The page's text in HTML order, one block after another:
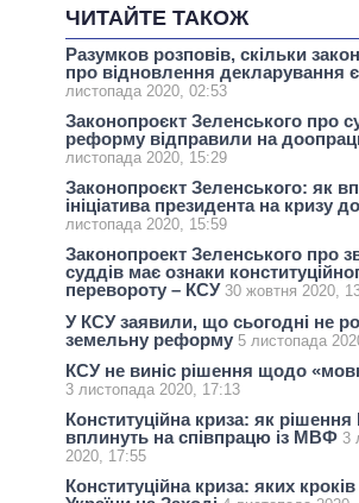
ЧИТАЙТЕ ТАКОЖ
Разумков розповів, скільки
про відновлення декларування
листопада 2020, 02:53
Законопроєкт Зеленського про
реформу відправили на
листопада 2020, 15:29
Законопроєкт Зеленського: як
ініціатива президента на кризу
листопада 2020, 15:59
Законопроект Зеленського про
суддів має ознаки
перевороту – КСУ 30 жовтня 2020,
У КСУ заявили, що сьогодні не
земельну реформу 5 листопада
КСУ не виніс рішення щодо
3 листопада 2020, 17:13
Конституційна криза: як рішення
вплинуть на співпрацю із МВФ 3
2020, 17:55
Конституційна криза: яких